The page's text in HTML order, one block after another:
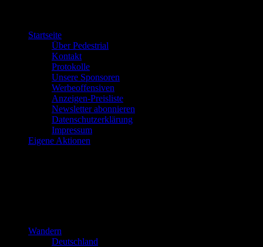
Startseite
Über Pedestrial
Kontakt
Protokolle
Unsere Sponsoren
Werbeoffensiven
Anzeigen-Preisliste
Newsletter abonnieren
Datenschutzerklärung
Impressum
Eigene Aktionen
Wandern
Deutschland